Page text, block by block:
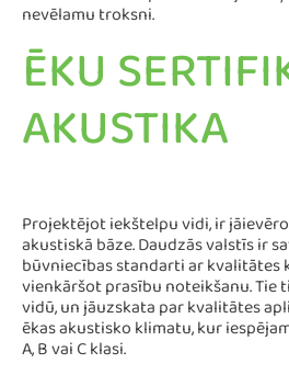
nevēlamu troksni.
ĒKU
AKUSTIKA
Projektējot iekštelpu vidi, ir
akustiskā bāze. Daudzās valstīs ir
būvniecības standarti ar kvalitātes
vienkāršot prasību noteikšanu. Tie
vidū, un jāuzskata par kvalitātes
ēkas akustisko klimatu, kur
A, B vai C klasi.